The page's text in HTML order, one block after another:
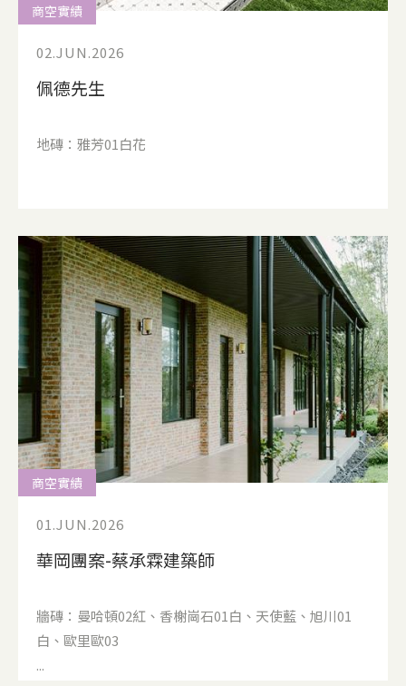
商空實績
02.JUN.2026
佩德先生
地磚：雅芳01白花
商空實績
01.JUN.2026
華岡團案-蔡承霖建築師
牆磚：曼哈頓02紅、香榭崗石01白、天使藍、旭川01
白、歐里歐03
...